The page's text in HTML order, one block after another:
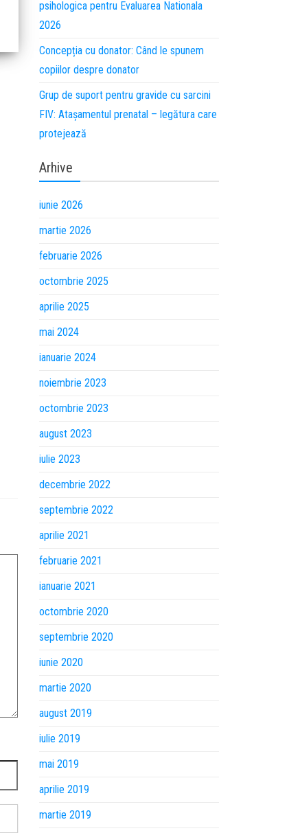
psihologica pentru Evaluarea Nationala
2026
Concepția cu donator: Când le spunem
copiilor despre donator
Grup de suport pentru gravide cu sarcini
FIV: Atașamentul prenatal – legătura care
protejează
Arhive
iunie 2026
martie 2026
februarie 2026
octombrie 2025
aprilie 2025
mai 2024
ianuarie 2024
noiembrie 2023
octombrie 2023
august 2023
iulie 2023
decembrie 2022
septembrie 2022
aprilie 2021
februarie 2021
ianuarie 2021
octombrie 2020
septembrie 2020
iunie 2020
martie 2020
august 2019
iulie 2019
mai 2019
aprilie 2019
martie 2019